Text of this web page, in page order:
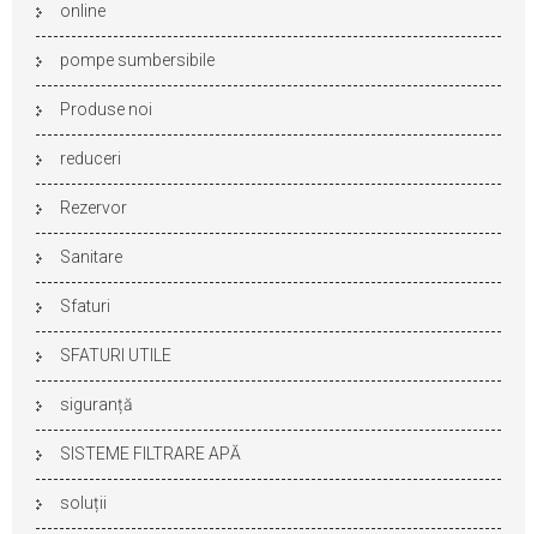
online
pompe sumbersibile
Produse noi
reduceri
Rezervor
Sanitare
Sfaturi
SFATURI UTILE
siguranță
SISTEME FILTRARE APĂ
soluții